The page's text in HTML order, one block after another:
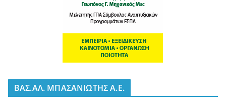
BΑΣ.ΑΛ. ΜΠΑΣΑΝΙΩΤΗΣ Α.Ε.